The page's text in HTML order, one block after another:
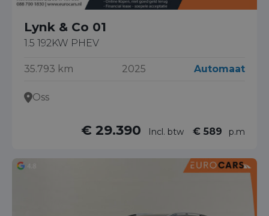
Lynk & Co 01
1.5 192KW PHEV
35.793 km 2025 Automaat
Oss
€ 29.390 Incl. btw € 589 p.m